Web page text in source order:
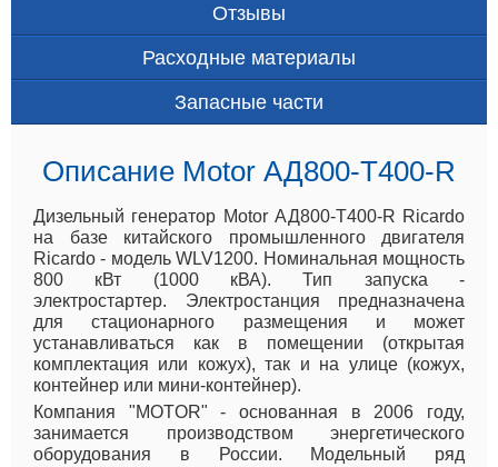
Отзывы
Расходные материалы
Запасные части
Описание Motor АД800-Т400-R
Дизельный генератор Motor АД800-Т400-R Ricardo
на базе китайского промышленного двигателя
Ricardo - модель WLV1200. Номинальная мощность
800 кВт (1000 кВА). Тип запуска -
электростартер. Электростанция предназначена
для стационарного размещения и может
устанавливаться как в помещении (открытая
комплектация или кожух), так и на улице (кожух,
контейнер или мини-контейнер).
Компания "MOTOR" - основанная в 2006 году,
занимается производством энергетического
оборудования в России. Модельный ряд